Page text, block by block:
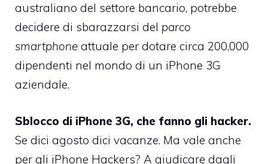
australiano del settore bancario, potrebbe
decidere di sbarazzarsi del parco
smartphone attuale per dotare circa 200,000
dipendenti nel mondo di un iPhone 3G
aziendale.
Sblocco di iPhone 3G, che fanno gli hacker.
Se dici agosto dici vacanze. Ma vale anche
per gli iPhone Hackers? A giudicare dagli